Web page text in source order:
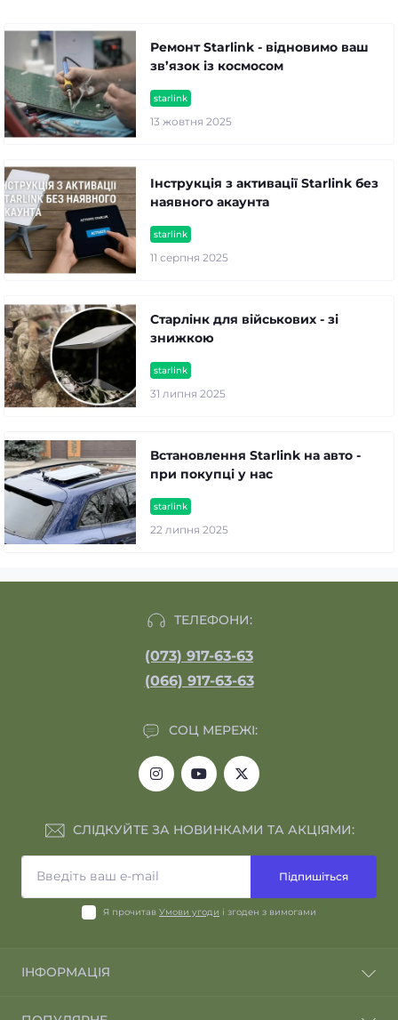
starlink
13 жовтня 2025
Ремонт Starlink - відновимо ваш
зв’язок із космосом
starlink
11 серпня 2025
Інструкція з активації Starlink без
наявного акаунта
starlink
31 липня 2025
Старлінк для військових - зі
знижкою
starlink
22 липня 2025
Встановлення Starlink на авто -
при покупці у нас
ТЕЛЕФОНИ:
(073) 917-63-63
(066) 917-63-63
СОЦ МЕРЕЖІ:
СЛІДКУЙТЕ ЗА НОВИНКАМИ ТА АКЦІЯМИ:
Підпишіться
Я прочитав Умови угоди і згоден з вимогами
ІНФОРМАЦІЯ